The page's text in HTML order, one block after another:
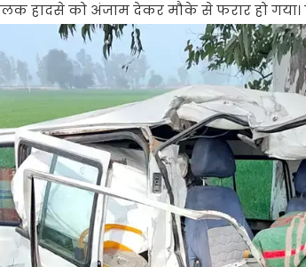
हादसे को अंजाम देकर मौके से फरार हो